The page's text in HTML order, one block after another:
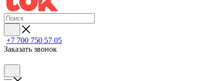
+7 700 750 57 05
Заказать звонок